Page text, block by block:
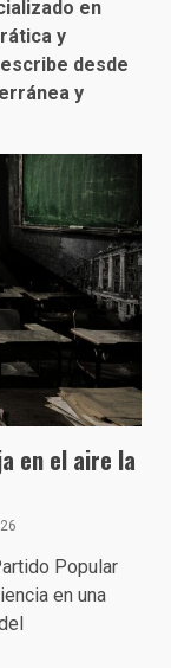
en
y
desde
y
en el aire la
Popular
en una